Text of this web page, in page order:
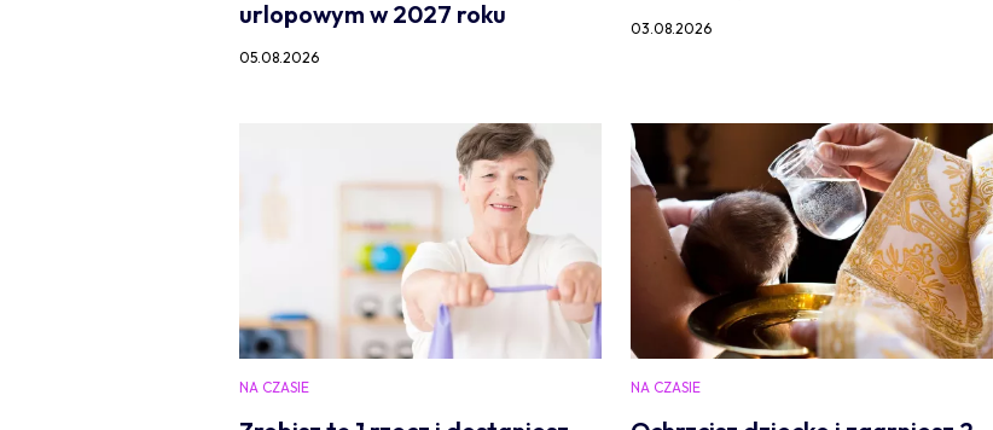
urlopowym w 2027 roku
05.08.2026
03.08.2026
NA CZASIE NA CZASIE